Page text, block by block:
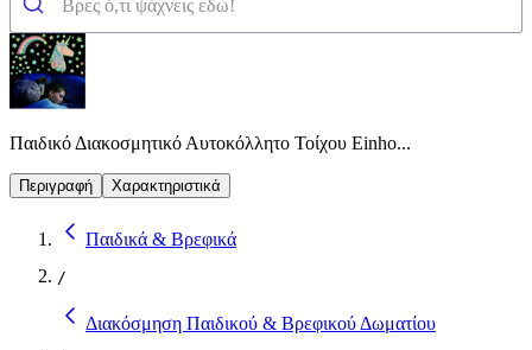
Παιδικό Διακοσμητικό Αυτοκόλλητο Τοίχου Einho...
Περιγραφή Χαρακτηριστικά
Παιδικά & Βρεφικά
/
Διακόσμηση Παιδικού & Βρεφικού Δωματίου